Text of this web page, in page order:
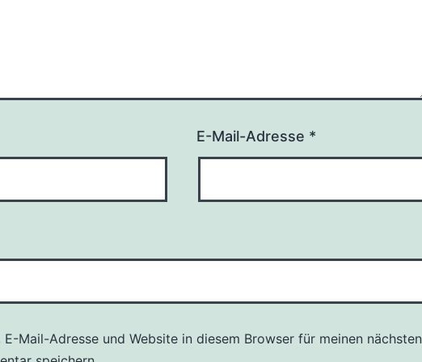
E-Mail-Adresse *
E-Mail-Adresse und Website in diesem Browser für meinen nächsten